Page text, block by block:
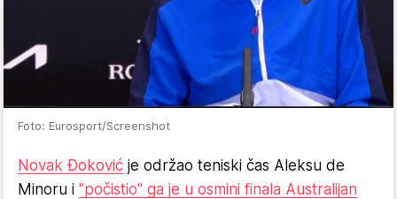
Foto: Eurosport/Screenshot
Novak Đoković je održao teniski čas Aleksu de
Minoru i "počistio" ga je u osmini finala Australijan